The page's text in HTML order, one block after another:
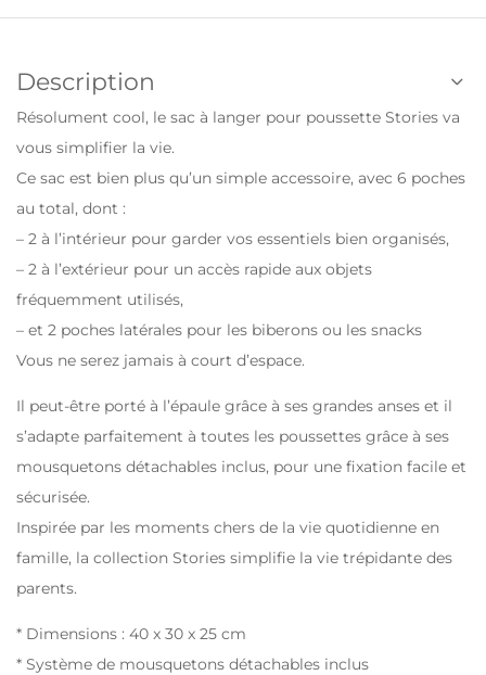
Description
Résolument cool, le sac à langer pour poussette Stories va
vous simplifier la vie.
Ce sac est bien plus qu’un simple accessoire, avec 6 poches
au total, dont :
– 2 à l’intérieur pour garder vos essentiels bien organisés,
– 2 à l’extérieur pour un accès rapide aux objets
fréquemment utilisés,
– et 2 poches latérales pour les biberons ou les snacks
Vous ne serez jamais à court d’espace.
Il peut-être porté à l’épaule grâce à ses grandes anses et il
s’adapte parfaitement à toutes les poussettes grâce à ses
mousquetons détachables inclus, pour une fixation facile et
sécurisée.
Inspirée par les moments chers de la vie quotidienne en
famille, la collection Stories simplifie la vie trépidante des
parents.
* Dimensions : 40 x 30 x 25 cm
* Système de mousquetons détachables inclus